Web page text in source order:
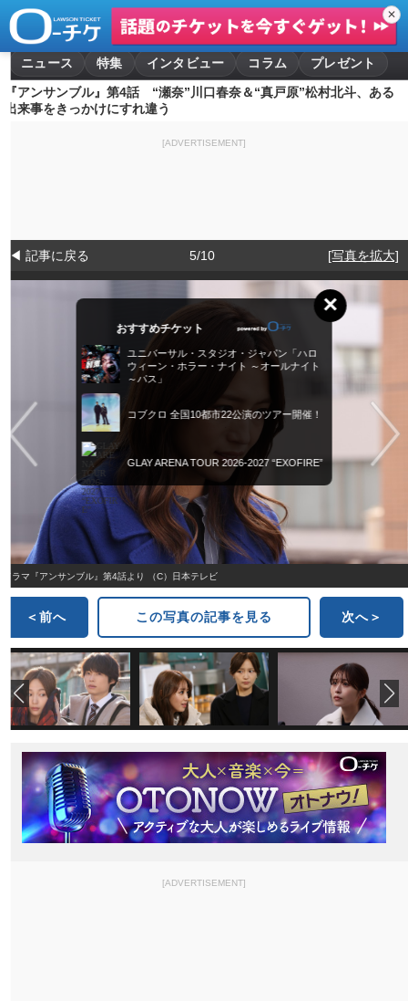
✕
ニュース 特集 インタビュー コラム
プレゼント
『アンサンブル』第4話 “瀬奈”川口春奈＆“真戸原”松村北斗、ある
出来事をきっかけにすれ違う
[ADVERTISEMENT]
◀ 記事に戻る 5/10 [写真を拡大]
×
おすすめチケット
ユニバーサル・スタジオ・ジャパン「ハロ
ウィーン・ホラー・ナイト ～オールナイト
～パス」
コブクロ 全国10都市22公演のツアー開催！
GLAY ARENA TOUR 2026-2027 “EXOFIRE”
ドラマ『アンサンブル』第4話より （C）日本テレビ
＜前へ この写真の記事を見る 次へ＞
[ADVERTISEMENT]